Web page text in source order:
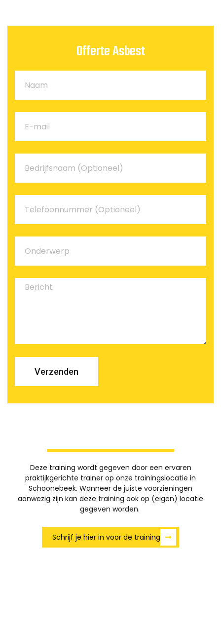
Offerte Asbest
Verzenden
Deze training wordt gegeven door een ervaren
praktijkgerichte trainer op onze trainingslocatie in
Schoonebeek. Wanneer de juiste voorzieningen
aanwezig zijn kan deze training ook op (eigen) locatie
gegeven worden.
Schrijf je hier in voor de training